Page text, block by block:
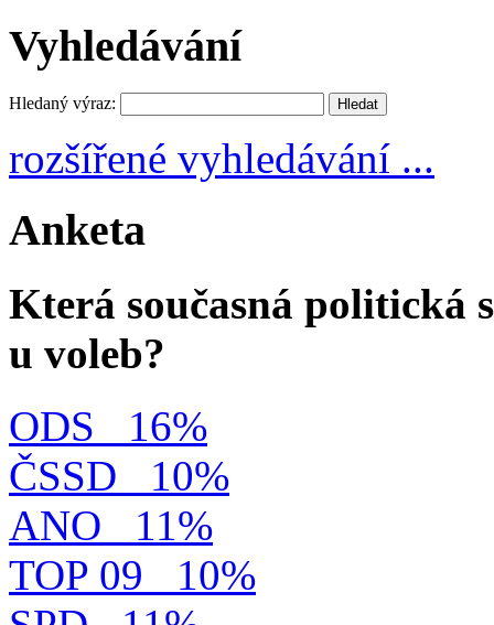
Vyhledávání
Hledaný výraz:
rozšířené vyhledávání ...
Anketa
Která současná politická
u voleb?
ODS
16%
ČSSD
10%
ANO
11%
TOP 09
10%